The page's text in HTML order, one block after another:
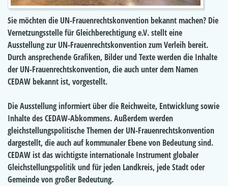
Sie möchten die UN-Frauenrechtskonvention bekannt machen? Die
Vernetzungsstelle für Gleichberechtigung e.V. stellt eine
Ausstellung zur UN-Frauenrechtskonvention zum Verleih bereit.
Durch ansprechende Grafiken, Bilder und Texte werden die Inhalte
der UN-Frauenrechtskonvention, die auch unter dem Namen
CEDAW bekannt ist, vorgestellt.
Die Ausstellung informiert über die Reichweite, Entwicklung sowie
Inhalte des CEDAW-Abkommens. Außerdem werden
gleichstellungspolitische Themen der UN-Frauenrechtskonvention
dargestellt, die auch auf kommunaler Ebene von Bedeutung sind.
CEDAW ist das wichtigste internationale Instrument globaler
Gleichstellungspolitik und für jeden Landkreis, jede Stadt oder
Gemeinde von großer Bedeutung.